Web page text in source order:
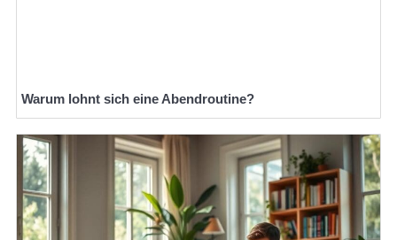
Warum lohnt sich eine Abendroutine?